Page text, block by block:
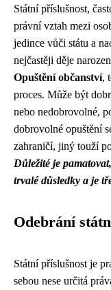
Státní příslušnost,
právní vztah mezi
jedince vůči státu a
nejčastěji děje
Opuštění občanství,
proces. Může být
nebo nedobrovolné,
dobrovolné opuštění
zahraničí, jiný touží
Důležité je
trvalé důsledky a je
Odebrání
Státní příslušnost je
sebou nese určitá